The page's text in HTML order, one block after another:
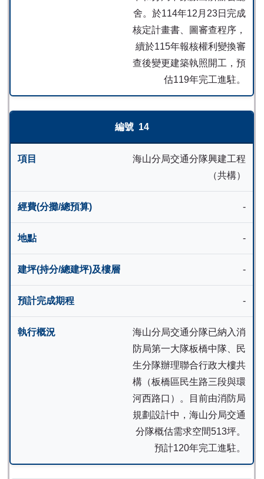
舍。於114年12月23日完成
核定計畫書、圖審查程序，
續於115年報核權利變換審
查後變更建築執照開工，預
估119年完工進駐。
14
海山分局交通分隊興建工程
（共構）
-
-
-
-
海山分局交通分隊已納入消
防局第一大隊板橋中隊、民
生分隊辦理聯合行政大樓共
構（板橋區民生路三段與環
河西路口）。目前由消防局
規劃設計中 ，海山分局交通
分隊概估需求空間513坪。
預計120年完工進駐。